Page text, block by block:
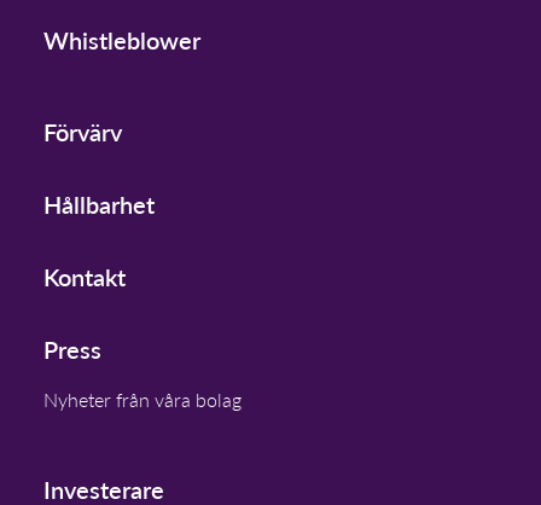
Whistleblower
Förvärv
Hållbarhet
Kontakt
Press
Nyheter från våra bolag
Investerare